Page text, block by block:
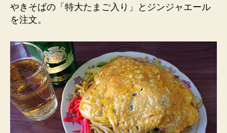
やきそばの「特大たまご入り」とジンジャエール
を注文。